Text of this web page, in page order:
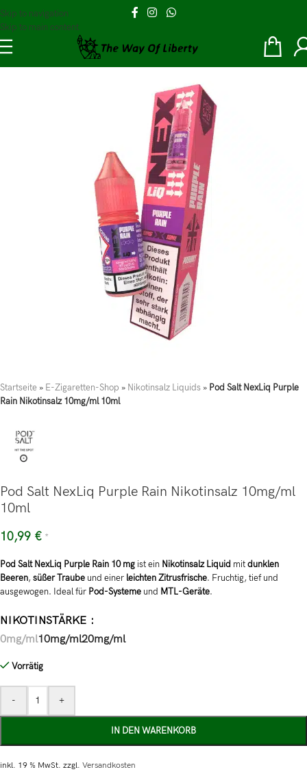
Skip to navigation
Skip to main content
Startseite » E-Zigaretten-Shop » Nikotinsalz Liquids » Pod Salt NexLiq Purple
Rain Nikotinsalz 10mg/ml 10ml
Pod Salt NexLiq Purple Rain Nikotinsalz 10mg/ml
10ml
10,99 € *
Pod Salt NexLiq Purple Rain 10 mg ist ein Nikotinsalz Liquid mitdunklen
Beeren,süßer Traube und einer leichten Zitrusfrische. Fruchtig, tief und
ausgewogen. Ideal für Pod-Systeme und MTL-Geräte.
NIKOTINSTÄRKE
0mg/ml10mg/ml20mg/ml
Vorrätig
- +
IN DEN WARENKORB
inkl. 19 % MwSt. zzgl. Versandkosten